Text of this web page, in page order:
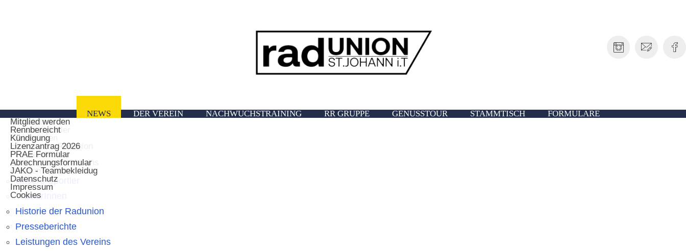
NEWS
DER VEREIN
Vorstand
Unsere Sportler
TrainerInnen
Historie der Radunion
Presseberichte
Leistungen des Vereins
statuten
Datenschutz
Impressum
Cookies
NACHWUCHSTRAINING
RR GRUPPE
Ausfahrten
GENUSSTOUR STAMMTISCH
FORMULARE
Mitglied werden
Rennbereicht
Kündigung
Lizenzantrag 2026
PRAE Formular
Abrechnungsformular
JAKO - Teambekleidug
News
Der Verein
Vorstand
Unsere Sportler
TrainerInnen
Historie der Radunion
Presseberichte
Leistungen des Vereins